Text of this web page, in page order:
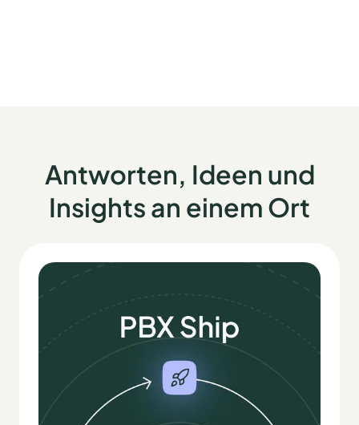
Antworten, Ideen und
Insights an einem Ort